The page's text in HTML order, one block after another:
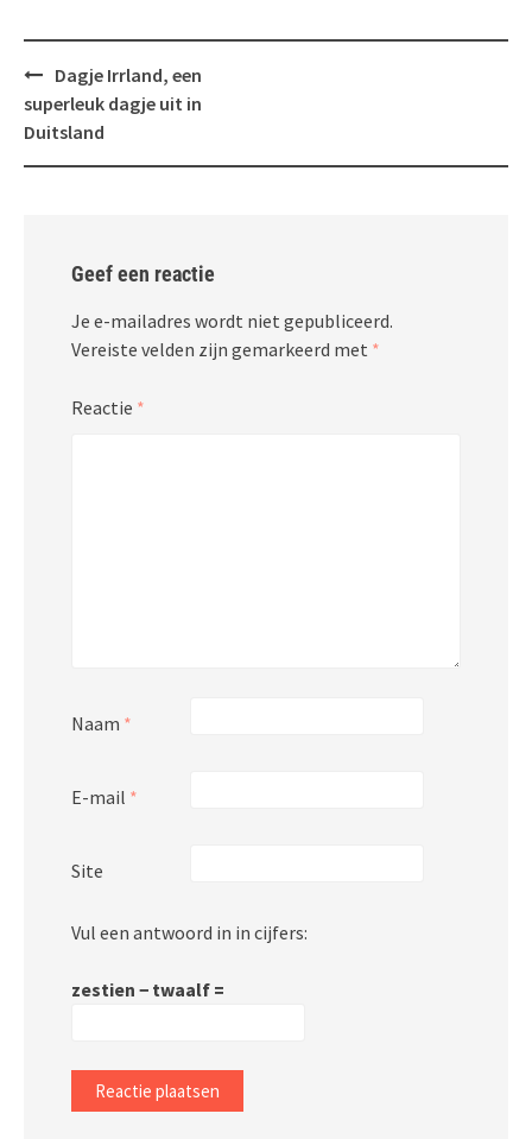
Bericht
navigatie
Dagje Irrland, een
superleuk dagje uit in
Duitsland
Geef een reactie
Je e-mailadres wordt niet gepubliceerd.
Vereiste velden zijn gemarkeerd met *
Reactie *
Naam *
E-mail *
Site
Vul een antwoord in in cijfers:
zestien − twaalf =